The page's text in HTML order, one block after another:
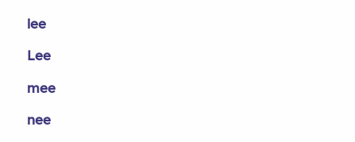
lee
Lee
mee
nee